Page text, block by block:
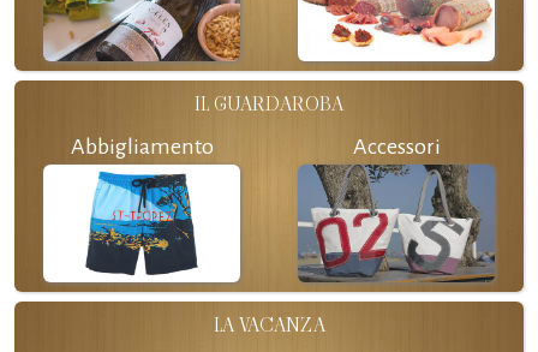
IL GUARDAROBA
Abbigliamento Accessori
LA VACANZA